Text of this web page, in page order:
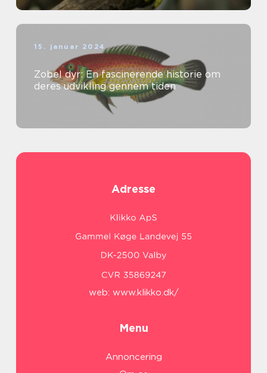
15. januar 2024
Zobel dyr: En fascinerende historie om
deres udvikling gennem tiden
Adresse
web: www.klikko.dk/
Menu
Annoncering